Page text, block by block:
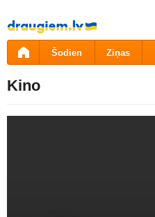
Pāriet
uz
saturu
Šodien Ziņas
Kino